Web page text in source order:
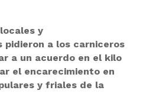
y
pidieron a los carniceros
a un acuerdo en el kilo
el encarecimiento en
y friales de la